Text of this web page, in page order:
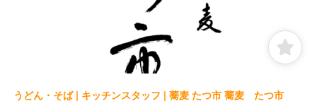
うどん・そば | キッチンスタッフ | 蕎麦 たつ市 蕎麦 たつ市